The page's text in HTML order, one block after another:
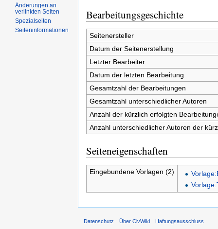
Bearbeitungsgeschichte
Seitenersteller
Datum der Seitenerstellung
Letzter Bearbeiter
Datum der letzten Bearbeitung
Gesamtzahl der Bearbeitungen
Gesamtzahl unterschiedlicher Autoren
Anzahl der kürzlich erfolgten
Anzahl unterschiedlicher Autoren der
Seiteneigenschaften
Eingebundene Vorlagen (2)
Änderungen an
verlinkten Seiten
Spezialseiten
Seiten­informationen
Datenschutz Über CivWiki Haftungsausschluss